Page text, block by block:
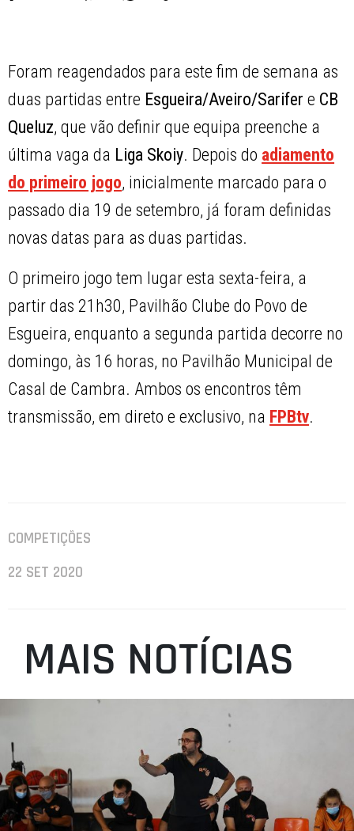
Foram reagendados para este fim de semana as
duas partidas entre Esgueira/Aveiro/Sarifer e CB
Queluz, que vão definir que equipa preenche a
última vaga da Liga Skoiy. Depois do adiamento
do primeiro jogo, inicialmente marcado para o
passado dia 19 de setembro, já foram definidas
novas datas para as duas partidas.
O primeiro jogo tem lugar esta sexta-feira, a
partir das 21h30, Pavilhão Clube do Povo de
Esgueira, enquanto a segunda partida decorre no
domingo, às 16 horas, no Pavilhão Municipal de
Casal de Cambra. Ambos os encontros têm
transmissão, em direto e exclusivo, na FPBtv.
COMPETIÇÕES
22 SET 2020
MAIS NOTÍCIAS